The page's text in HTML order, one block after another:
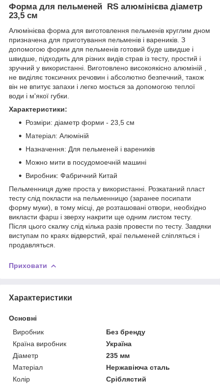
Форма для пельменей RS алюмінієва діаметр
23,5 см
Алюмінієва форма для виготовлення пельменів круглим дном
призначена для приготування пельменів і вареників. З
допомогою форми для пельменів готовий буде швидше і
швидше, підходить для різних видів страв із тесту, простий і
зручний у використанні. Виготовлено високоякісно алюміній ,
не виділяє токсичних речовин і абсолютно безпечний, також
він не впитує запахи і легко моється за допомогою теплої
води і м'якої губки.
Характеристики:
Розміри: діаметр форми - 23,5 см
Матеріал: Алюміній
Назначення: Для пельменей і вареників
Можно мити в посудомоечній машині
Виробник: Фабричний Китай
Пельменниця дуже проста у використанні. Розкатаний пласт
тесту слід покласти на пельменницю (заранее посипати
форму муки), в тому місці, де розташовані отвори, необхідно
викласти фарш і зверху накрити ще одним листом тесту.
Після цього скалку слід кілька разів провести по тесту. Завдяки
виступам по краях відверстий, краї пельменей сліпляться і
продавляться.
Приховати
Характеристики
Основні
Виробник
Без бренду
Країна виробник
Україна
Діаметр
235 мм
Матеріал
Нержавіюча сталь
Колір
Сріблястий